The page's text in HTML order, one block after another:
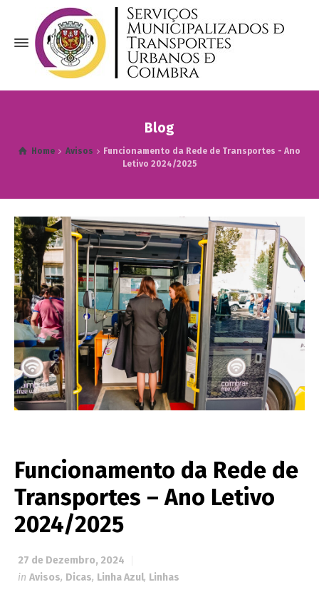
Blog
Home Avisos
Funcionamento da Rede de Transportes - Ano
Letivo 2024/2025
Funcionamento da Rede de
Transportes – Ano Letivo
2024/2025
27 de Dezembro, 2024
in Avisos, Dicas, Linha Azul, Linhas